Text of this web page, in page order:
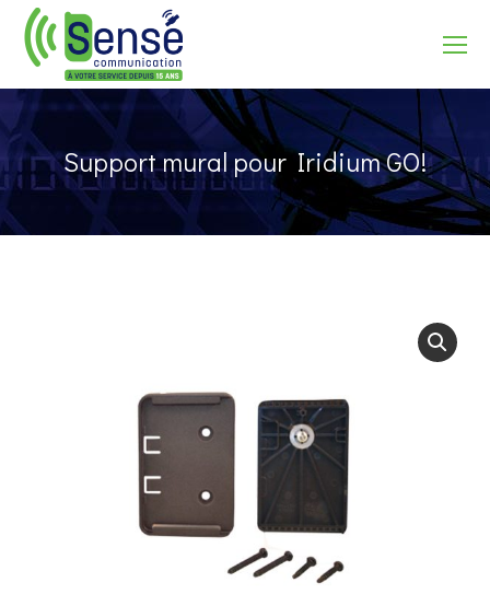
Recherche
Support mural pour Iridium GO!